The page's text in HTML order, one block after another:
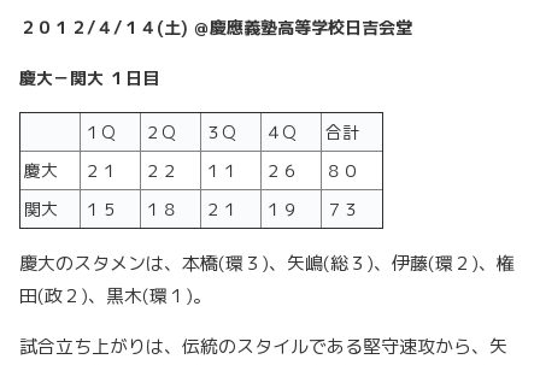
２０１２/４/１４(土) ＠慶應義塾高等学校日吉会堂
慶大－関大 １日目
１Q ２Q ３Q ４Q
合計
慶大
２１ ２２ １１ ２６
８０
関大
１５ １８ ２１ １９ ７３
慶大のスタメンは、本橋(環３)、矢嶋(総３)、伊藤(環２)、権
田(政２)、黒木(環１)。
試合立ち上がりは、伝統のスタイルである堅守速攻から、矢